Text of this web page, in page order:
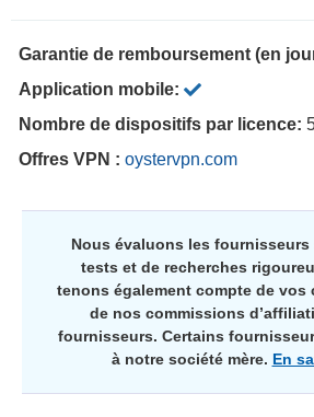
Garantie de remboursement (en
Application mobile:
Nombre de dispositifs par licence:
Offres VPN : oystervpn.com
Nous évaluons les fournisseurs
tests et de recherches
tenons également compte de vos
de nos commissions
fournisseurs. Certains
à notre société mère. En